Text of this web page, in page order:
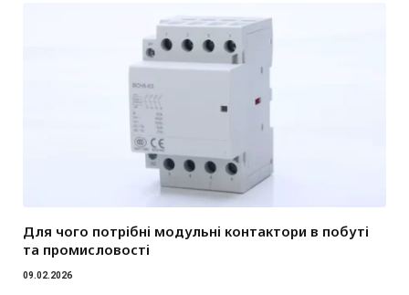
Для чого потрібні модульні контактори в побуті
та промисловості
09.02.2026